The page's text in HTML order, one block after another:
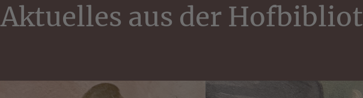
Aktuelles aus der